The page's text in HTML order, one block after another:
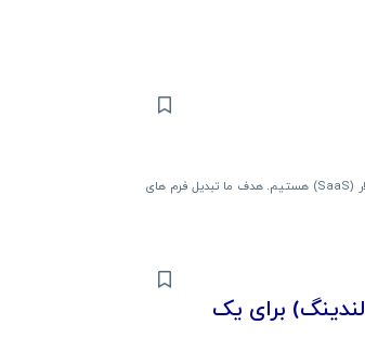
ما در حال بازطراحی و کوچ یک نرم‌افزار جامع مدیریت و CRM (نسخه ویندوزفرم) به یک وب‌اپلیکیشن مدرن، آنلاین و ماژولار (SaaS) هستیم. هدف ما تبدیل فرم های
طراحی رابط کاربری و تجربه کاربری (پنل کاربری+پنل ادمین+2 الی 3 لندینگ) برای یک